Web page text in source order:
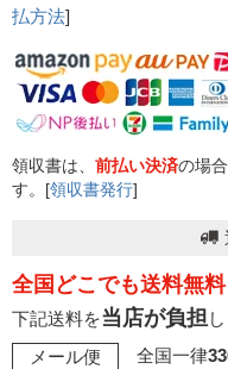
払方法]
領収書は、 前払い決済の場
す。[領収書発行]
全国どこでも送料無料
下記送料を当店が負担
メール便
全国一律